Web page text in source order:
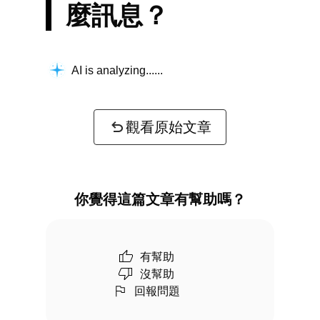
麼訊息？
AI is analyzing...
觀看原始文章
你覺得這篇文章有幫助嗎？
有幫助
沒幫助
回報問題